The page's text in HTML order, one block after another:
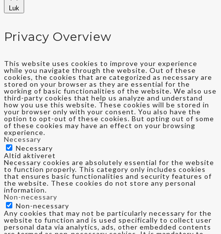
Luk
Privacy Overview
This website uses cookies to improve your experience
while you navigate through the website. Out of these
cookies, the cookies that are categorized as necessary are
stored on your browser as they are essential for the
working of basic functionalities of the website. We also use
third-party cookies that help us analyze and understand
how you use this website. These cookies will be stored in
your browser only with your consent. You also have the
option to opt-out of these cookies. But opting out of some
of these cookies may have an effect on your browsing
experience.
Necessary
Necessary
Altid aktiveret
Necessary cookies are absolutely essential for the website
to function properly. This category only includes cookies
that ensures basic functionalities and security features of
the website. These cookies do not store any personal
information.
Non-necessary
Non-necessary
Any cookies that may not be particularly necessary for the
website to function and is used specifically to collect user
personal data via analytics, ads, other embedded contents